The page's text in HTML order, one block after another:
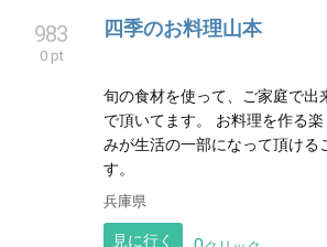
グルー継ぎ教室Serendipity モ
®〜 体験可能、レッスン開講中
兵庫県